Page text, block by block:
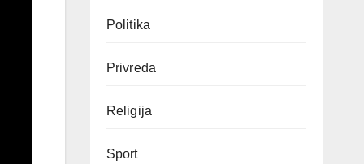
Politika
Privreda
Religija
Sport